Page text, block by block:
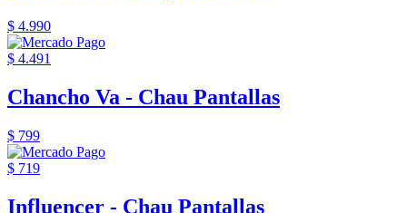
$ 4.990
$ 4.491
Chancho Va - Chau Pantallas
$ 799
$ 719
Influencer - Chau Pantallas